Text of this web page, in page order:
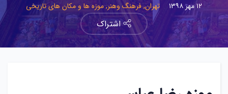
۱۲ مهر ۱۳۹۸ تهران,فرهنگ وهنر,موزه ها و مکان های تاریخی
اشتراک